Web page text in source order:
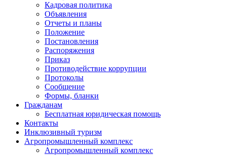
Кадровая политика
Объявления
Отчеты и планы
Положение
Постановления
Распоряжения
Приказ
Противодействие коррупции
Протоколы
Сообщение
Формы, бланки
Гражданам
Бесплатная юридическая помощь
Контакты
Инклюзивный туризм
Агропромышленный комплекс
Агропромышленный комплекс